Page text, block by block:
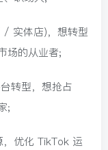
实体店)，想转型
场的从业者;
转型，想抢占
;
，优化 TikTok 运